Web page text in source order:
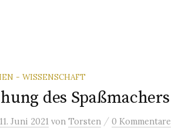
- WISSENSCHAFT
des Spaßmachers
11. Juni 2021 von Torsten / 0 Kommentare